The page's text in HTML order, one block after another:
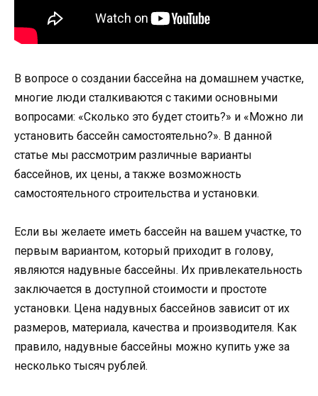
В вопросе о создании бассейна на домашнем участке,
многие люди сталкиваются с такими основными
вопросами: «Сколько это будет стоить?» и «Можно ли
установить бассейн самостоятельно?». В данной
статье мы рассмотрим различные варианты
бассейнов, их цены, а также возможность
самостоятельного строительства и установки.
Если вы желаете иметь бассейн на вашем участке, то
первым вариантом, который приходит в голову,
являются надувные бассейны. Их привлекательность
заключается в доступной стоимости и простоте
установки. Цена надувных бассейнов зависит от их
размеров, материала, качества и производителя. Как
правило, надувные бассейны можно купить уже за
несколько тысяч рублей.